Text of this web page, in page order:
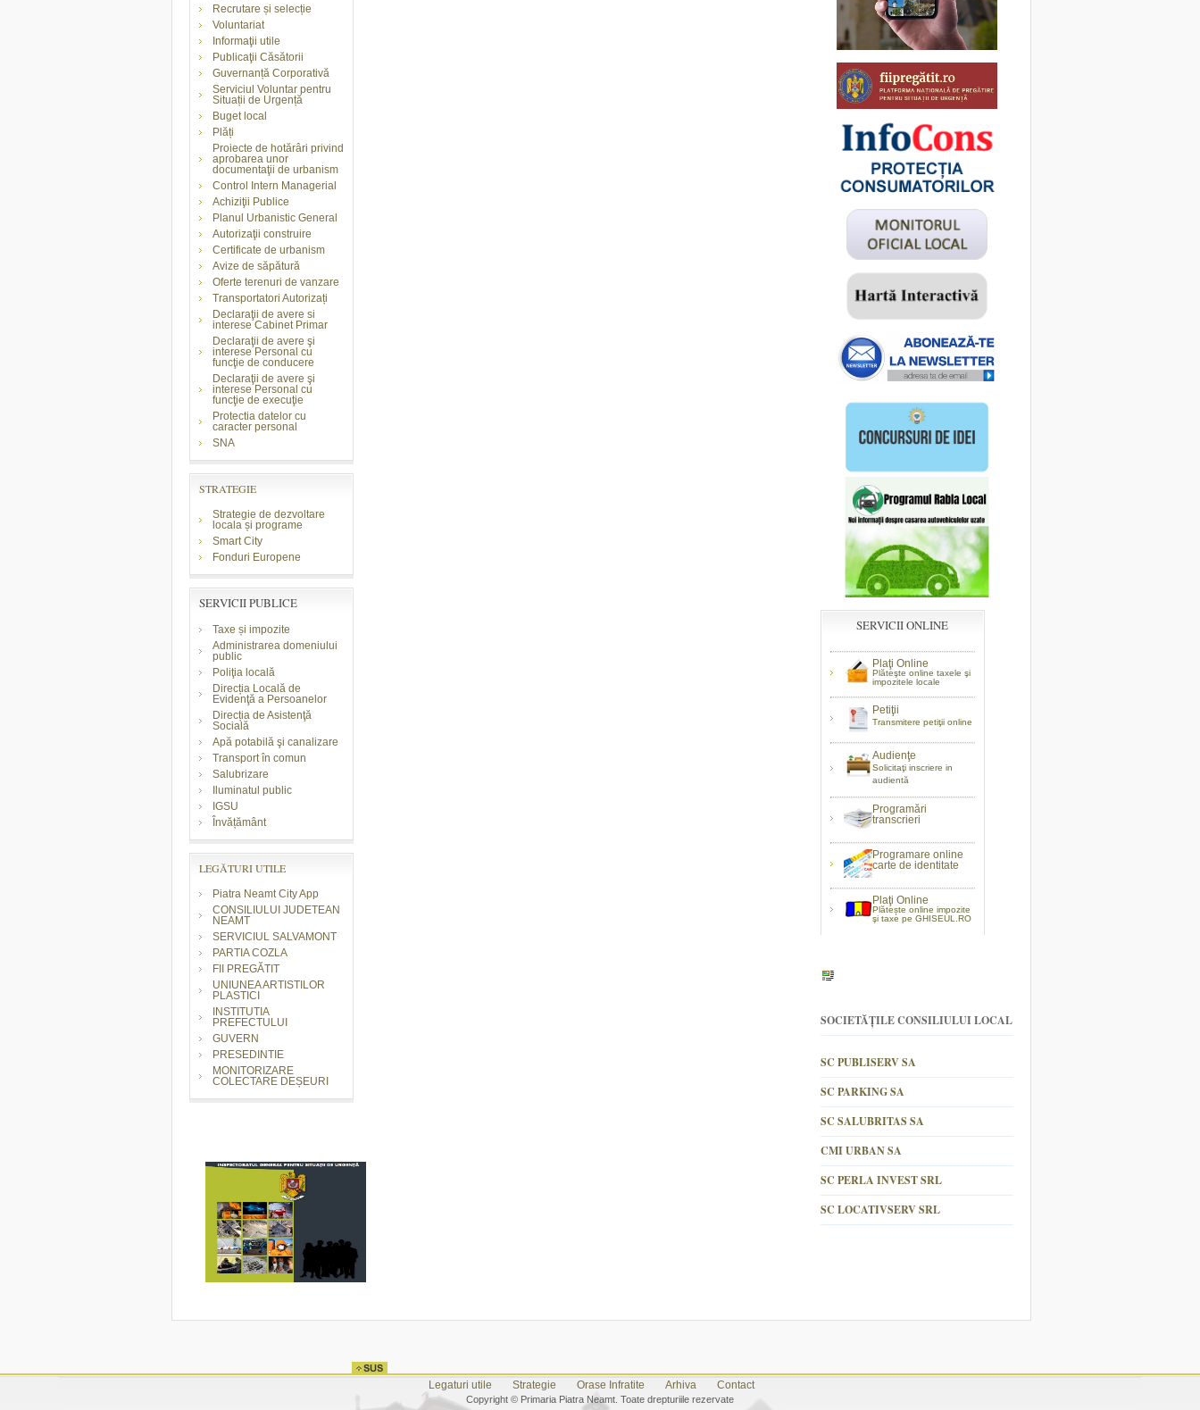
Recrutare și selecție
Voluntariat
Informaţii utile
Publicaţii Căsătorii
Guvernanță Corporativă
Serviciul Voluntar pentru
Situații de Urgență
Buget local
Plăți
Proiecte de hotărâri privind
aprobarea unor
documentaţii de urbanism
Control Intern Managerial
Achiziţii Publice
Planul Urbanistic General
Autorizaţii construire
Certificate de urbanism
Avize de săpătură
Oferte terenuri de vanzare
Transportatori Autorizați
Declaraţii de avere si
interese Cabinet Primar
Declaraţii de avere şi
interese Personal cu
funcţie de conducere
Declaraţii de avere şi
interese Personal cu
funcţie de execuţie
Protectia datelor cu
caracter personal
SNA
STRATEGIE
Strategie de dezvoltare
locala și programe
Smart City
Fonduri Europene
SERVICII PUBLICE
Taxe și impozite
Administrarea domeniului
public
Poliţia locală
Direcția Locală de
Evidenţă a Persoanelor
Direcția de Asistenţă
Socială
Apă potabilă şi canalizare
Transport în comun
Salubrizare
Iluminatul public
IGSU
Învățământ
LEGĂTURI UTILE
Piatra Neamt City App
CONSILIULUI JUDETEAN
NEAMT
SERVICIUL SALVAMONT
PARTIA COZLA
FII PREGĂTIT
UNIUNEA ARTISTILOR
PLASTICI
INSTITUTIA
PREFECTULUI
GUVERN
PRESEDINTIE
MONITORIZARE
COLECTARE DEȘEURI
SERVICII ONLINE
Plaţi Online
Plăteşte online taxele şi
impozitele locale
Petiţii
Transmitere petiţii online
Audienţe
Solicitaţi inscriere in
audientă
Programări
transcrieri
Programare online
carte de identitate
Plaţi Online
Plătește online impozite
şi taxe pe GHISEUL.RO
SOCIETĂȚILE CONSILIULUI LOCAL
SC PUBLISERV SA
SC PARKING SA
SC SALUBRITAS SA
CMI URBAN SA
SC PERLA INVEST SRL
SC LOCATIVSERV SRL
Legaturi utile Strategie Orase Infratite Arhiva Contact
Copyright © Primaria Piatra Neamt. Toate drepturiile rezervate